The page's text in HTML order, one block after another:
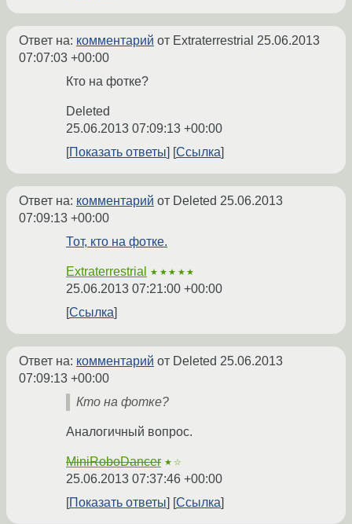
Ответ на: комментарий от Extraterrestrial 25.06.2013
07:07:03 +00:00
Кто на фотке?
Deleted
25.06.2013 07:09:13 +00:00
Показать ответы
Ссылка
Ответ на: комментарий от Deleted 25.06.2013
07:09:13 +00:00
Тот, кто на фотке.
Extraterrestrial ★★★★★
25.06.2013 07:21:00 +00:00
Ссылка
Ответ на: комментарий от Deleted 25.06.2013
07:09:13 +00:00
Кто на фотке?
Аналогичный вопрос.
MiniRoboDancer ★☆
25.06.2013 07:37:46 +00:00
Показать ответы
Ссылка